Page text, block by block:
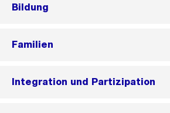
Bildung
Familien
Integration und Partizipation